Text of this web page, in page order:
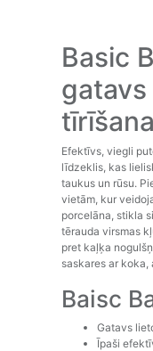
Basic
Efektīvs, viegli
līdzeklis, kas
taukus un rūsu.
vietām, kur
porcelāna, stikla
tērauda virsmas
pret kaļķa
saskares ar koka,
Baisc
Gatavs
Īpaši